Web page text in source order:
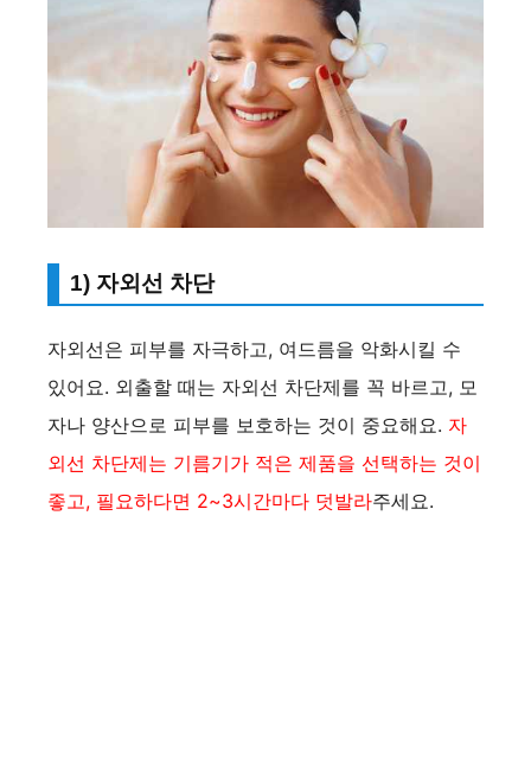
1) 자외선 차단
자외선은 피부를 자극하고, 여드름을 악화시킬 수
있어요. 외출할 때는 자외선 차단제를 꼭 바르고, 모
자나 양산으로 피부를 보호하는 것이 중요해요. 자
외선 차단제는 기름기가 적은 제품을 선택하는 것이
좋고, 필요하다면 2~3시간마다 덧발라주세요.